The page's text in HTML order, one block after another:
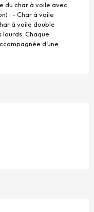
du char à voile avec
: - Char à voile
à voile double
lourds. Chaque
d’une